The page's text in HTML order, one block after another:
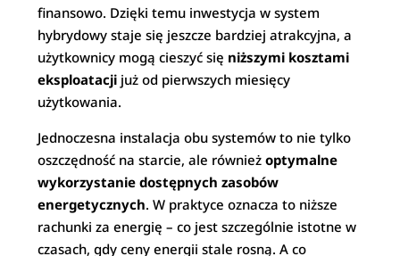
finansowo. Dzięki temu inwestycja w system
hybrydowy staje się jeszcze bardziej atrakcyjna, a
użytkownicy mogą cieszyć się niższymi kosztami
eksploatacji już od pierwszych miesięcy
użytkowania.
Jednoczesna instalacja obu systemów to nie tylko
oszczędność na starcie, ale równieżoptymalne
wykorzystanie dostępnych zasobów
energetycznych. W praktyce oznacza to niższe
rachunki za energię – co jest szczególnie istotne w
czasach, gdy ceny energii stale rosną. A co